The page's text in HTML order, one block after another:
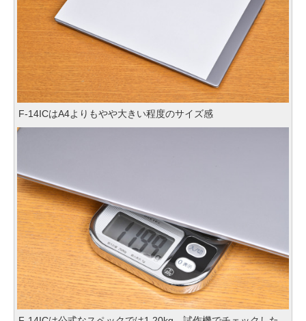
F-14ICはA4よりもやや大きい程度のサイズ感